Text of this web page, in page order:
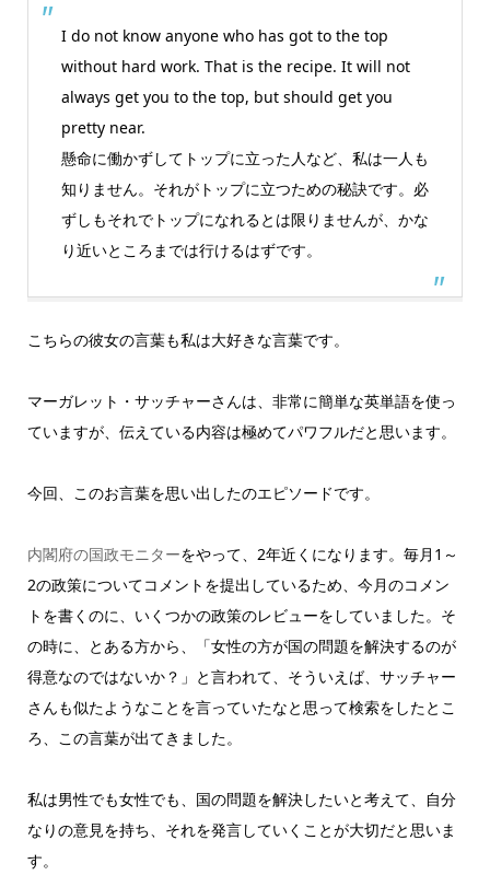
I do not know anyone who has got to the top
without hard work. That is the recipe. It will not
always get you to the top, but should get you
pretty near.
懸命に働かずしてトップに立った人など、私は一人も
知りません。それがトップに立つための秘訣です。必
ずしもそれでトップになれるとは限りませんが、かな
り近いところまでは行けるはずです。
こちらの彼女の言葉も私は大好きな言葉です。
マーガレット・サッチャーさんは、非常に簡単な英単語を使っ
ていますが、伝えている内容は極めてパワフルだと思います。
今回、このお言葉を思い出したのエピソードです。
内閣府の国政モニターをやって、2年近くになります。毎月1～
2の政策についてコメントを提出しているため、今月のコメン
トを書くのに、いくつかの政策のレビューをしていました。そ
の時に、とある方から、「女性の方が国の問題を解決するのが
得意なのではないか？」と言われて、そういえば、サッチャー
さんも似たようなことを言っていたなと思って検索をしたとこ
ろ、この言葉が出てきました。
私は男性でも女性でも、国の問題を解決したいと考えて、自分
なりの意見を持ち、それを発言していくことが大切だと思いま
す。